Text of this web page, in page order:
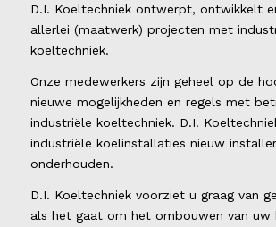
D.I. Koeltechniek ontwerpt, ontwikkelt
allerlei (maatwerk) projecten met
koeltechniek.
Onze medewerkers zijn geheel op de
nieuwe mogelijkheden en regels met
industriële koeltechniek. D.I.
industriële koelinstallaties nieuw
onderhouden.
D.I. Koeltechniek voorziet u graag van
als het gaat om het ombouwen van uw